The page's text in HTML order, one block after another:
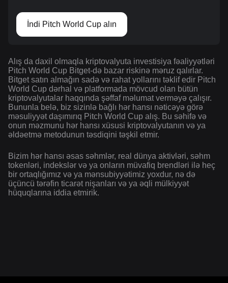
İndi Pitch World Cup alın
Alış da daxil olmaqla kriptovalyuta investisiya fəaliyyətləri
Pitch World Cup Bitget-də bazar riskinə məruz qalırlar.
Bitget satın almağın sadə və rahat yollarını təklif edir Pitch
World Cup dərhal və platformada mövcud olan bütün
kriptovalyutalar haqqında şəffaf məlumat verməyə çalışır.
Bununla belə, biz sizinlə bağlı hər hansı nəticəyə görə
məsuliyyət daşımırıq Pitch World Cup alış. Bu səhifə və
onun məzmunu hər hansı xüsusi kriptovalyutanın və ya
əldəetmə metodunun təsdiqini təşkil etmir.
Bizim hər hansı əsas səhmlər, real dünya aktivləri, səhm
tokenləri, indekslər və ya onların müvafiq brendləri ilə heç
bir ortaqlığımız və ya mənsubiyyətimiz yoxdur, nə də
üçüncü tərəfin ticarət nişanları və ya əqli mülkiyyət
hüquqlarına iddia etmirik.